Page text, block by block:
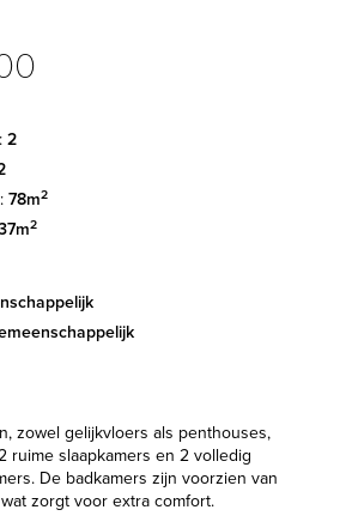
2
78m2
2
zowel gelijkvloers als penthouses,
ruime slaapkamers en 2 volledig
De badkamers zijn voorzien van
zorgt voor extra comfort.